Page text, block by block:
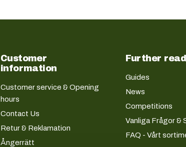
Customer
information
Customer service & Opening
hours
Contact Us
Retur & Reklamation
Ångerrätt
Further
Guides
News
Competitions
Vanliga Frågor &
FAQ - Vårt